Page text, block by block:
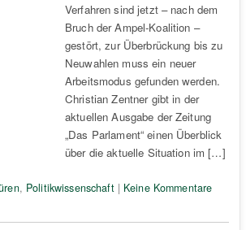
Verfahren sind jetzt – nach dem
Bruch der Ampel-Koalition –
gestört, zur Überbrückung bis zu
Neuwahlen muss ein neuer
Arbeitsmodus gefunden werden.
Christian Zentner gibt in der
aktuellen Ausgabe der Zeitung
„Das Parlament“ einen Überblick
über die aktuelle Situation im […]
, Politikwissenschaft| Keine Kommentare